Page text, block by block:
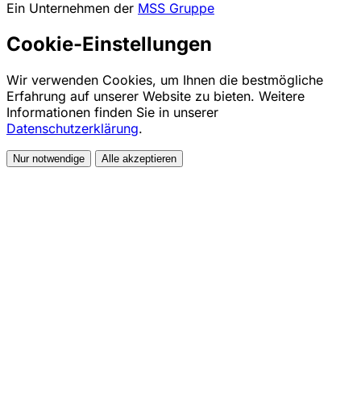
Ein Unternehmen der MSS Gruppe
Cookie-Einstellungen
Wir verwenden Cookies, um Ihnen die bestmögliche
Erfahrung auf unserer Website zu bieten. Weitere
Informationen finden Sie in unserer
Datenschutzerklärung.
Nur notwendige Alle akzeptieren